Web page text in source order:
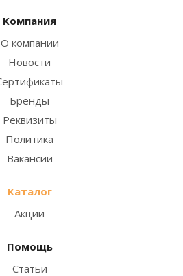
Компания
О компании
Новости
Бренды
Реквизиты
Политика
Вакансии
Каталог
Акции
Помощь
Статьи